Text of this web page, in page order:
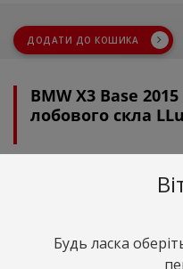
ДОДАТИ ДО КОШИКА
BMW X3 Base
лобового скла
грн.
Будь ласка